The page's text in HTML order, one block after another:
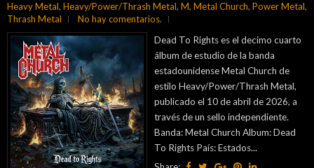
Heavy Metal, Heavy/Power/Thrash Metal, M, Metal Church, Power Metal,
Thrash Metal
No hay comentarios.
Dead To Rights es el decimo cuarto
álbum de estudio de la banda
estadounidense Metal Church de
estilo Heavy/Power/Thrash Metal,
publicado el 10 de abril de 2026, a
través de un sello independiente.
Banda: Metal Church Album: Dead
To Rights País: Estados...